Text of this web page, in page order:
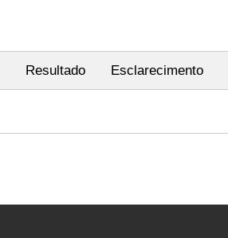
Resultado Esclarecimento